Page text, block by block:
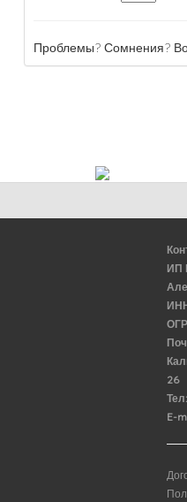
Проблемы? Сомнения?
ИП
26
Тел:
E-